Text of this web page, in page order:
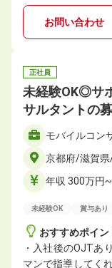
お問い合わせ
正社員
未経験OK◎サ
サルタントの
モバイルコン
京都府/滋賀県
年収 300万円
未経験OK 賞与あり
おすすめポイン
・入社後のOJTあ
マンで指導してく